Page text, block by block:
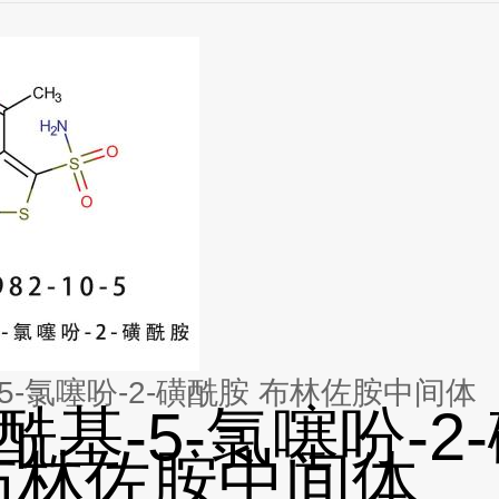
3-乙酰基-5-氯噻吩-2-磺酰胺 布林佐胺中间体
基-5-氯噻吩-
佐胺中间体